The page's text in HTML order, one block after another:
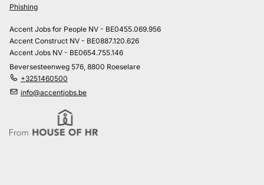
Phishing
Accent Jobs for People NV - BE0455.069.956
Accent Construct NV - BE0887.120.626
Accent Jobs NV - BE0654.755.146
Beversesteenweg 576, 8800 Roeselare
+3251460500
info@accentjobs.be